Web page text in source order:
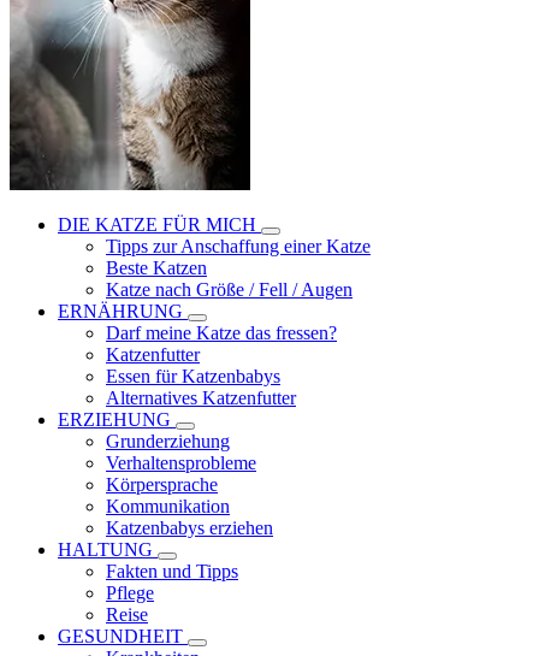
DIE KATZE FÜR MICH
Tipps zur Anschaffung einer Katze
Beste Katzen
Katze nach Größe / Fell / Augen
ERNÄHRUNG
Darf meine Katze das fressen?
Katzenfutter
Essen für Katzenbabys
Alternatives Katzenfutter
ERZIEHUNG
Grunderziehung
Verhaltensprobleme
Körpersprache
Kommunikation
Katzenbabys erziehen
HALTUNG
Fakten und Tipps
Pflege
Reise
GESUNDHEIT